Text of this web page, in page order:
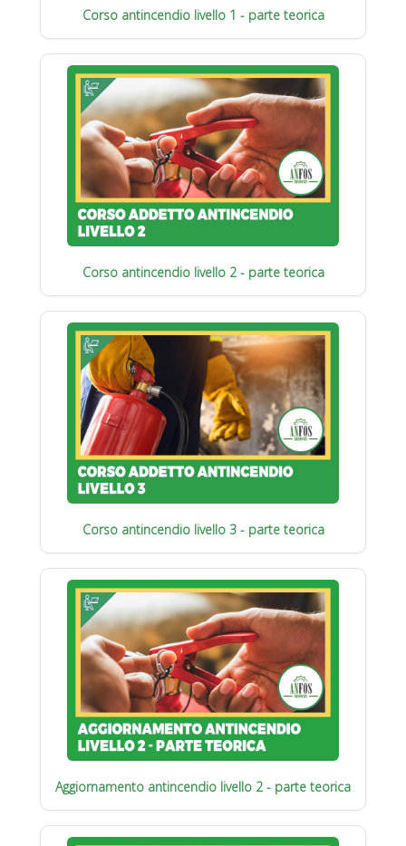
Corso antincendio livello 1 - parte teorica
Corso antincendio livello 2 - parte teorica
Corso antincendio livello 3 - parte teorica
Aggiornamento antincendio livello 2 - parte teorica